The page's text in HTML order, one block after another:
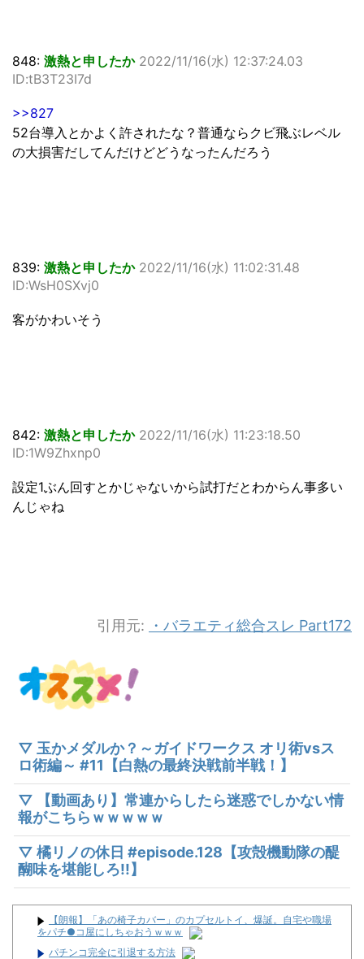
848: 激熱と申したか 2022/11/16(水) 12:37:24.03
ID:tB3T23I7d
>>827
52台導入とかよく許されたな？普通ならクビ飛ぶレベル
の大損害だしてんだけどどうなったんだろう
839: 激熱と申したか 2022/11/16(水) 11:02:31.48
ID:WsH0SXvj0
客がかわいそう
842: 激熱と申したか 2022/11/16(水) 11:23:18.50
ID:1W9Zhxnp0
設定1ぶん回すとかじゃないから試打だとわからん事多い
んじゃね
引用元: ・バラエティ総合スレ Part172
▽ 玉かメダルか？～ガイドワークス オリ術vsス
ロ術編～ #11【白熱の最終決戦前半戦！】
▽ 【動画あり】常連からしたら迷惑でしかない情
報がこちらｗｗｗｗｗ
▽ 橘リノの休日 #episode.128【攻殻機動隊の醍
醐味を堪能しろ!!】
【朗報】「あの椅子カバー」のカプセルトイ、爆誕。自宅や職場
をパチ●コ屋にしちゃおうｗｗｗ
パチンコ完全に引退する方法